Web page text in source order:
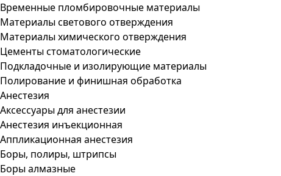
Временные пломбировочные материалы
Материалы светового отверждения
Материалы химического отверждения
Цементы стоматологические
Подкладочные и изолирующие материалы
Полирование и финишная обработка
Анестезия
Аксессуары для анестезии
Анестезия инъекционная
Аппликационная анестезия
Боры, полиры, штрипсы
Боры алмазные